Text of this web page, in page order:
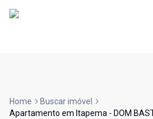
Home
Buscar imóvel
Apartamento em Itapema - DOM